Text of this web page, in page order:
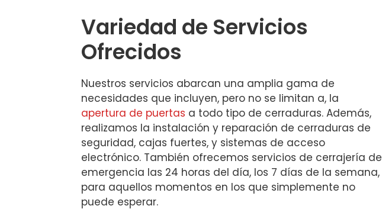
Variedad de Servicios
Ofrecidos
Nuestros servicios abarcan una amplia gama de
necesidades que incluyen, pero no se limitan a, la
apertura de puertas a todo tipo de cerraduras. Además,
realizamos la instalación y reparación de cerraduras de
seguridad, cajas fuertes, y sistemas de acceso
electrónico. También ofrecemos servicios de cerrajería de
emergencia las 24 horas del día, los 7 días de la semana,
para aquellos momentos en los que simplemente no
puede esperar.